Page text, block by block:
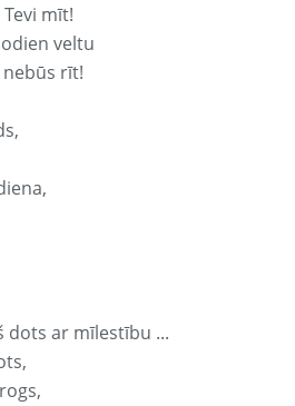
mīt!
veltu
nebūs rīt!
dots ar mīlestību ...